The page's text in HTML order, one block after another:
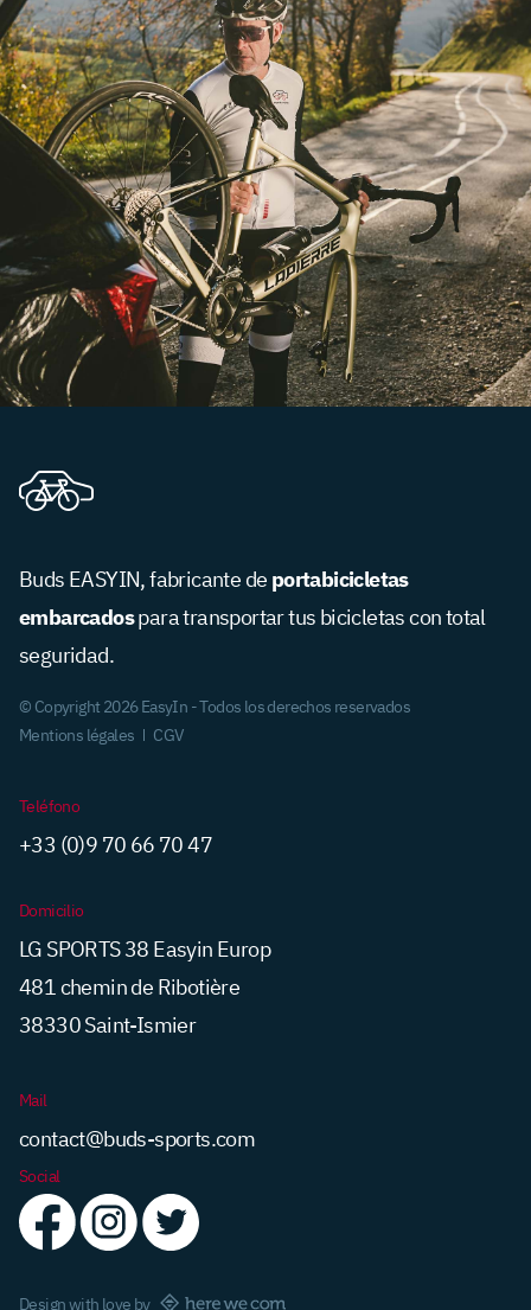
Buds EASYIN, fabricante de portabicicletas
embarcadospara transportar tus bicicletas con total
seguridad.
© Copyright 2026 EasyIn - Todos los derechos reservados
Mentions légales
CGV
Teléfono
+33 (0)9 70 66 70 47
Domicilio
LG SPORTS 38 Easyin Europ
481 chemin de Ribotière
38330 Saint-Ismier
Mail
contact@buds-sports.com
Social
Design with love by